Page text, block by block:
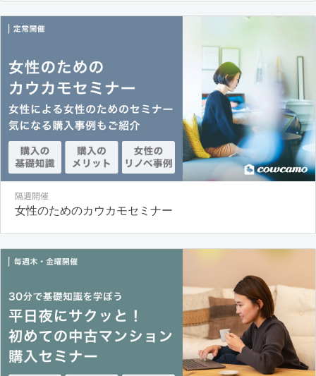
隔週開催
女性のためのカウカモセミナー